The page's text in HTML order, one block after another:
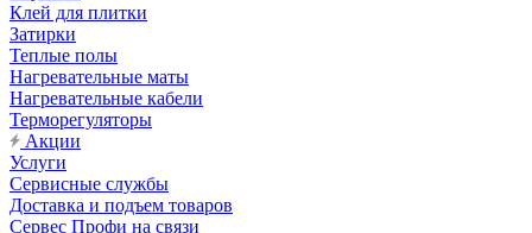
Клей для плитки
Затирки
Теплые полы
Нагревательные маты
Нагревательные кабели
Терморегуляторы
Акции
Услуги
Сервисные службы
Доставка и подъем товаров
Сервес Профи на связи